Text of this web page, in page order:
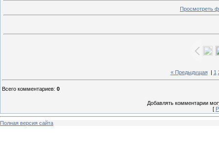
Просмотреть
« Предыдущая| 1
Всего комментариев: 0
Добавлять комментарии
[
Полная версия сайта